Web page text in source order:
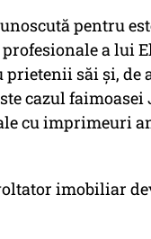
pentru
a lui
prietenii săi şi, de
cazul
cu imprimeuri
imobiliar